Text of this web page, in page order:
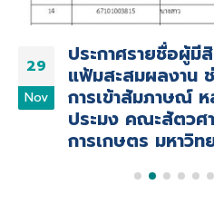
29
Nov
ประกาศรายชื่อผู้
แฟ้มสะสมผลงาน
การเข้าสัมภาษณ์
ประมง คณะสัตวศ
การเกษตร มหาวิ